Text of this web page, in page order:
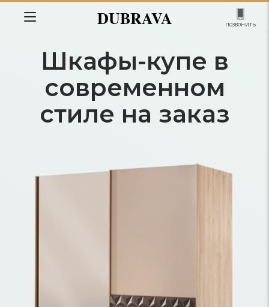
DUBRAVA позвонить
Шкафы-купе в
современном
стиле на заказ